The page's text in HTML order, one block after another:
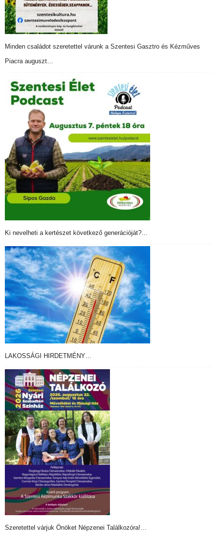
Minden családot szeretettel várunk a Szentesi Gasztro és Kézműves
Piacra auguszt…
Ki nevelheti a kertészet következő generációját?…
LAKOSSÁGI HIRDETMÉNY…
Szeretettel várjuk Önöket Népzenei Találkozóra!…